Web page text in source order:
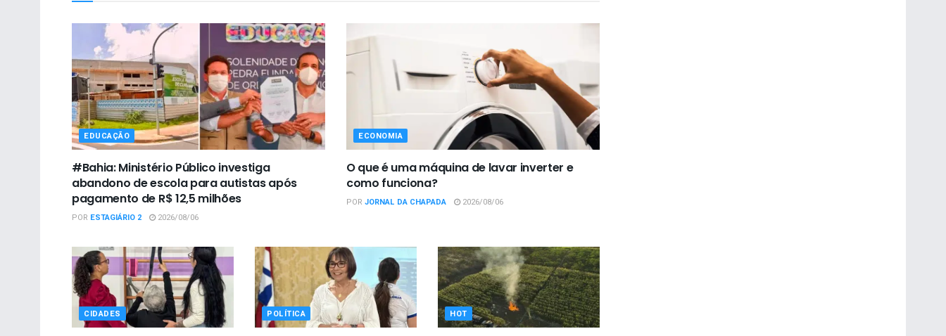
EDUCAÇÃO
#Bahia: Ministério Público investiga
abandono de escola para autistas após
pagamento de R$ 12,5 milhões
POR ESTAGIÁRIO 2 2026/08/06
ECONOMIA
O que é uma máquina de lavar inverter e
como funciona?
POR JORNAL DA CHAPADA 2026/08/06
CIDADES POLÍTICA HOT